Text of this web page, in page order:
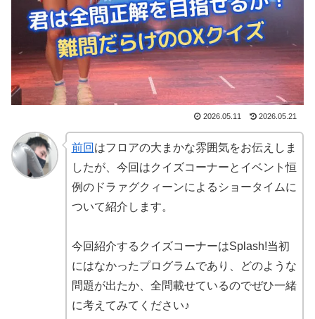
2026.05.11 2026.05.21
前回 はフロアの大まかな雰囲気をお伝えしま
したが、今回はクイズコーナーとイベント恒
例のドラァグクィーンによるショータイムに
ついて紹介します。
今回紹介するクイズコーナーはSplash!当初
にはなかったプログラムであり、どのような
問題が出たか、全問載せているのでぜひ一緒
に考えてみてください♪